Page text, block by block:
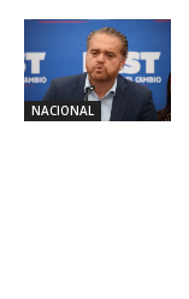
NACIONAL